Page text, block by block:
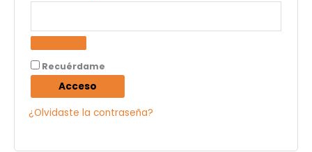
Recuérdame
Acceso
¿Olvidaste la contraseña?